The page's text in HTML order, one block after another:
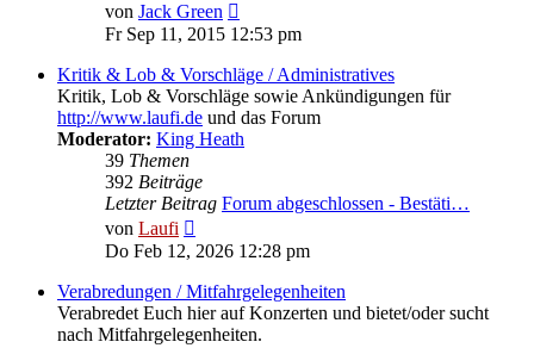
von Jack Green
Beitrag
Fr Sep 11, 2015 12:53 pm
Kritik & Lob & Vorschläge / Administratives
Kritik, Lob & Vorschläge sowie Ankündigungen für
http://www.laufi.de und das Forum
Moderator: King Heath
39 Themen
392 Beiträge
Letzter Beitrag Forum abgeschlossen - Bestäti…
von Laufi
Beitrag
Do Feb 12, 2026 12:28 pm
Verabredungen / Mitfahrgelegenheiten
Verabredet Euch hier auf Konzerten und bietet/oder sucht
nach Mitfahrgelegenheiten.